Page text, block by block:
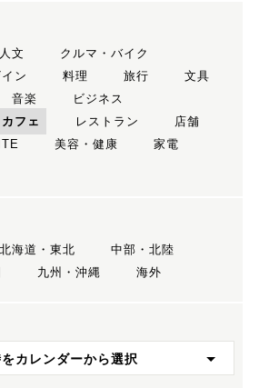
人文
クルマ・バイク
ン 料理 旅行
文具
音楽
ビジネス
カフェ レストラン
店舗
美容・健康
家電
北海道・東北
中部・北陸
九州・沖縄 海外
をカレンダーから選択